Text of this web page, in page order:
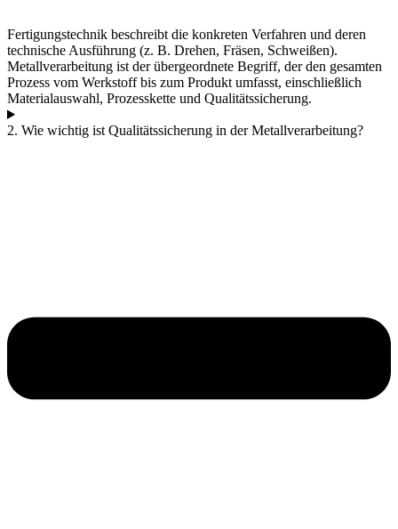
Fertigungstechnik beschreibt die konkreten Verfahren und deren
technische Ausführung (z. B. Drehen, Fräsen, Schweißen).
Metallverarbeitung ist der übergeordnete Begriff, der den gesamten
Prozess vom Werkstoff bis zum Produkt umfasst, einschließlich
Materialauswahl, Prozesskette und Qualitätssicherung.
2. Wie wichtig ist Qualitätssicherung in der Metallverarbeitung?